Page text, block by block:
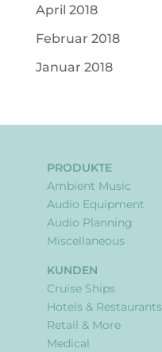
April 2018
Februar 2018
Januar 2018
PRODUKTE
Ambient Music
Audio Equipment
Audio Planning
Miscellaneous
KUNDEN
Cruise Ships
Hotels & Restaurants
Retail & More
Medical